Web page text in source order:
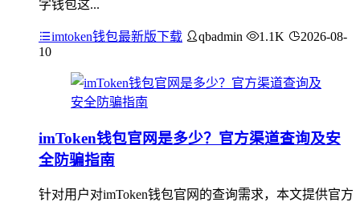
字钱包这...
imtoken钱包最新版下载 qbadmin 1.1K
2026-08-
10
imToken钱包官网是多少？官方渠道查询及安
全防骗指南
针对用户对imToken钱包官网的查询需求，本文提供官方